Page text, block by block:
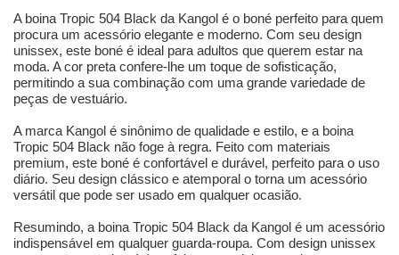
A boina Tropic 504 Black da Kangol é o boné perfeito para quem
procura um acessório elegante e moderno. Com seu design
unissex, este boné é ideal para adultos que querem estar na
moda. A cor preta confere-lhe um toque de sofisticação,
permitindo a sua combinação com uma grande variedade de
peças de vestuário.
A marca Kangol é sinônimo de qualidade e estilo, e a boina
Tropic 504 Black não foge à regra. Feito com materiais
premium, este boné é confortável e durável, perfeito para o uso
diário. Seu design clássico e atemporal o torna um acessório
versátil que pode ser usado em qualquer ocasião.
Resumindo, a boina Tropic 504 Black da Kangol é um acessório
indispensável em qualquer guarda-roupa. Com design unissex